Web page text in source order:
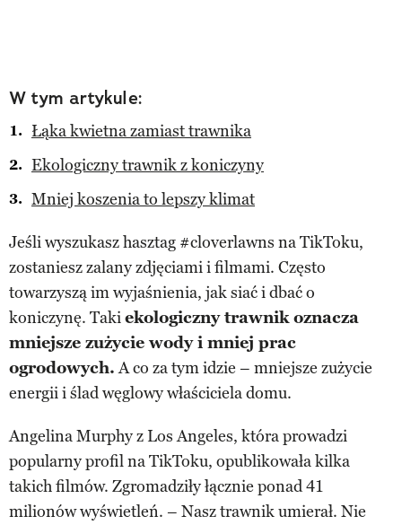
W tym artykule:
Łąka kwietna zamiast trawnika
Ekologiczny trawnik z koniczyny
Mniej koszenia to lepszy klimat
Jeśli wyszukasz hasztag #cloverlawns na TikToku,
zostaniesz zalany zdjęciami i filmami. Często
towarzyszą im wyjaśnienia, jak siać i dbać o
koniczynę. Takiekologiczny trawnik oznacza
mniejsze zużycie wody i mniej prac
ogrodowych.A co za tym idzie – mniejsze zużycie
energii i ślad węglowy właściciela domu.
Angelina Murphy z Los Angeles, która prowadzi
popularny profil na TikToku, opublikowała kilka
takich filmów. Zgromadziły łącznie ponad 41
milionów wyświetleń. – Nasz trawnik umierał. Nie